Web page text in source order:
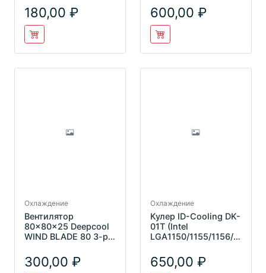
180,00 600,00
Охлаждение
Вентилятор
80x80x25 Deepcool
WIND BLADE 80 3-pin
300,00
Охлаждение
Кулер ID-Cooling DK-
01T (Intel
LGA1150/1155/1156/7
FM2+/FM2/FM1/AM3
+/
650,00